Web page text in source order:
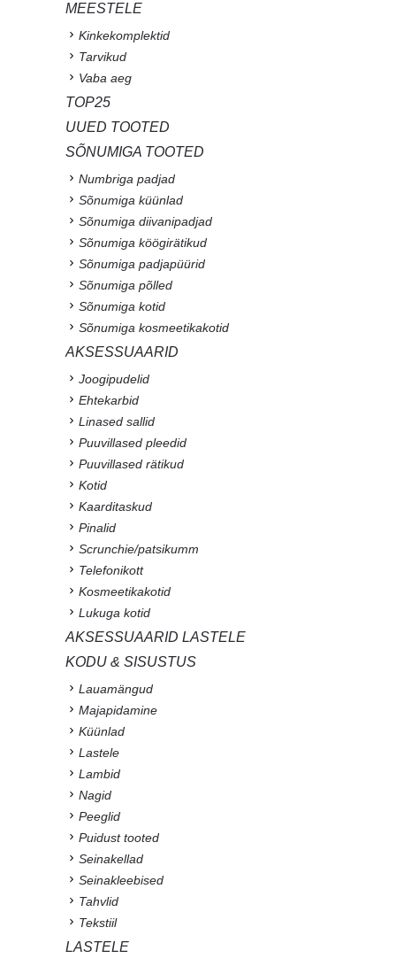
MEESTELE
Kinkekomplektid
Tarvikud
Vaba aeg
TOP25
UUED TOOTED
SÕNUMIGA TOOTED
Numbriga padjad
Sõnumiga küünlad
Sõnumiga diivanipadjad
Sõnumiga köögirätikud
Sõnumiga padjapüürid
Sõnumiga põlled
Sõnumiga kotid
Sõnumiga kosmeetikakotid
AKSESSUAARID
Joogipudelid
Ehtekarbid
Linased sallid
Puuvillased pleedid
Puuvillased rätikud
Kotid
Kaarditaskud
Pinalid
Scrunchie/patsikumm
Telefonikott
Kosmeetikakotid
Lukuga kotid
AKSESSUAARID LASTELE
KODU & SISUSTUS
Lauamängud
Majapidamine
Küünlad
Lastele
Lambid
Nagid
Peeglid
Puidust tooted
Seinakellad
Seinakleebised
Tahvlid
Tekstiil
LASTELE